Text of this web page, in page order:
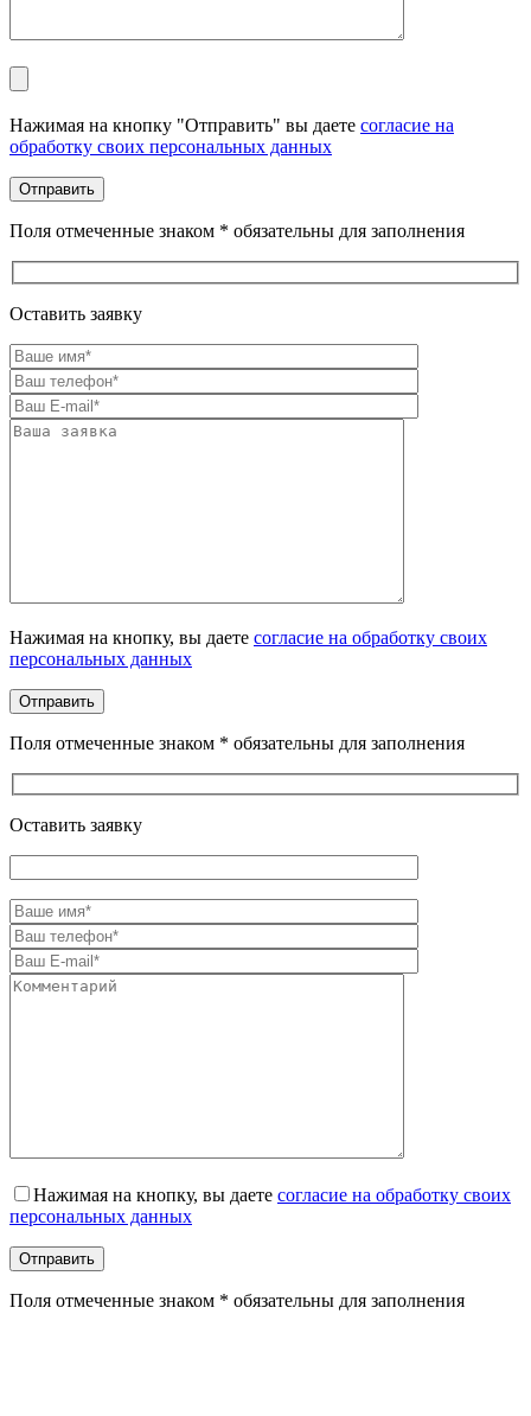
Нажимая на кнопку "Отправить" вы даете согласие на
обработку своих персональных данных
Поля отмеченные знаком * обязательны для заполнения
Оставить заявку
Нажимая на кнопку, вы даете согласие на обработку своих
персональных данных
Поля отмеченные знаком * обязательны для заполнения
Оставить заявку
Нажимая на кнопку, вы даете согласие на обработку своих
персональных данных
Поля отмеченные знаком * обязательны для заполнения